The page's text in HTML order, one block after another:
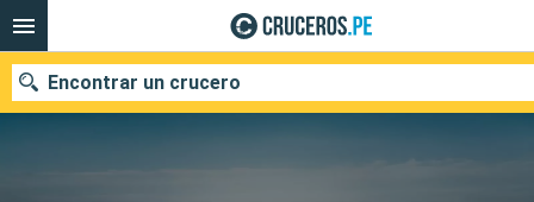
Encontrar un crucero